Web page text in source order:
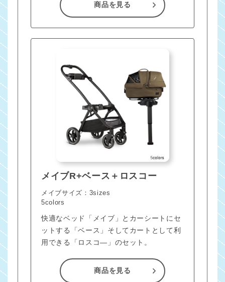
商品を見る
メイブR+ベース＋ロスコー
メイブサイズ：3sizes
5colors
快適なベッド「メイブ」とカーシートにセ
ットする「ベース」そしてカートとして利
用できる「ロスコ―」のセット。
商品を見る